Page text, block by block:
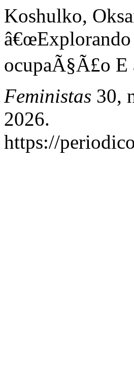
Koshulko,
â€œExplorando
ocupaÃ§Ã£o E
Feministas 30,
2026.
https://